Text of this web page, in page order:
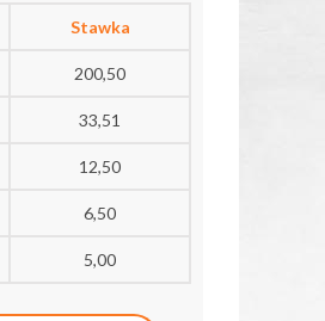
Stawka
200,50
33,51
12,50
6,50
5,00